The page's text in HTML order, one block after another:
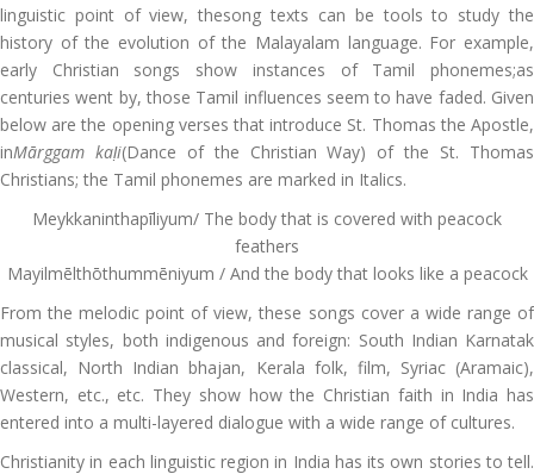
linguistic point of view, thesong texts can be tools to study the
history of the evolution of the Malayalam language. For example,
early Christian songs show instances of Tamil phonemes;as
centuries went by, those Tamil influences seem to have faded. Given
below are the opening verses that introduce St. Thomas the Apostle,
inMārggam kaḷi(Dance of the Christian Way) of the St. Thomas
Christians; the Tamil phonemes are marked in Italics.
Meykkaninthapīliyum/ The body that is covered with peacock
feathers
Mayilmēlthōthummēniyum / And the body that looks like a peacock
From the melodic point of view, these songs cover a wide range of
musical styles, both indigenous and foreign: South Indian Karnatak
classical, North Indian bhajan, Kerala folk, film, Syriac (Aramaic),
Western, etc., etc. They show how the Christian faith in India has
entered into a multi-layered dialogue with a wide range of cultures.
Christianity in each linguistic region in India has its own stories to tell.